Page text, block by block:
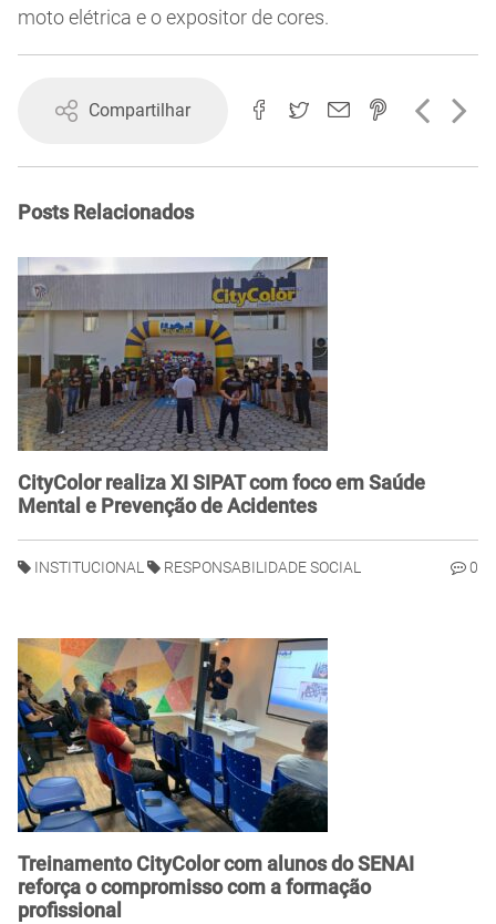
moto elétrica e o expositor de cores.
Compartilhar
Posts Relacionados
CityColor realiza XI SIPAT com foco em Saúde
Mental e Prevenção de Acidentes
INSTITUCIONAL RESPONSABILIDADE SOCIAL 0
Treinamento CityColor com alunos do SENAI
reforça o compromisso com a formação
profissional